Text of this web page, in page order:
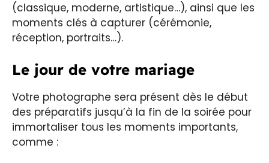
(classique, moderne, artistique…), ainsi que les
moments clés à capturer (cérémonie,
réception, portraits…).
Le jour de votre mariage
Votre photographe sera présent dès le début
des préparatifs jusqu’à la fin de la soirée pour
immortaliser tous les moments importants,
comme :